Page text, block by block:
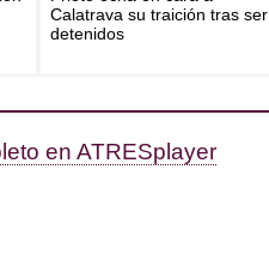
Calatrava su traición tras ser
detenidos
en ATRESplayer